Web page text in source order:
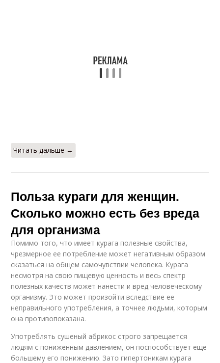
Читать дальше →
Польза кураги для женщин.
Сколько можно есть без вреда
для организма
Помимо того, что имеет курага полезные свойства,
чрезмерное ее потребление может негативным образом
сказаться на общем самочувствии человека. Курага
несмотря на свою пищевую ценность и весь спектр
полезных качеств может нанести и вред человеческому
организму. Это может произойти вследствие ее
неправильного употребления, а точнее людьми, которым
она противопоказана.
Употреблять сушеный абрикос строго запрещается
людям с пониженным давлением, он поспособствует еще
большему его понижению. Зато гипертоникам курага